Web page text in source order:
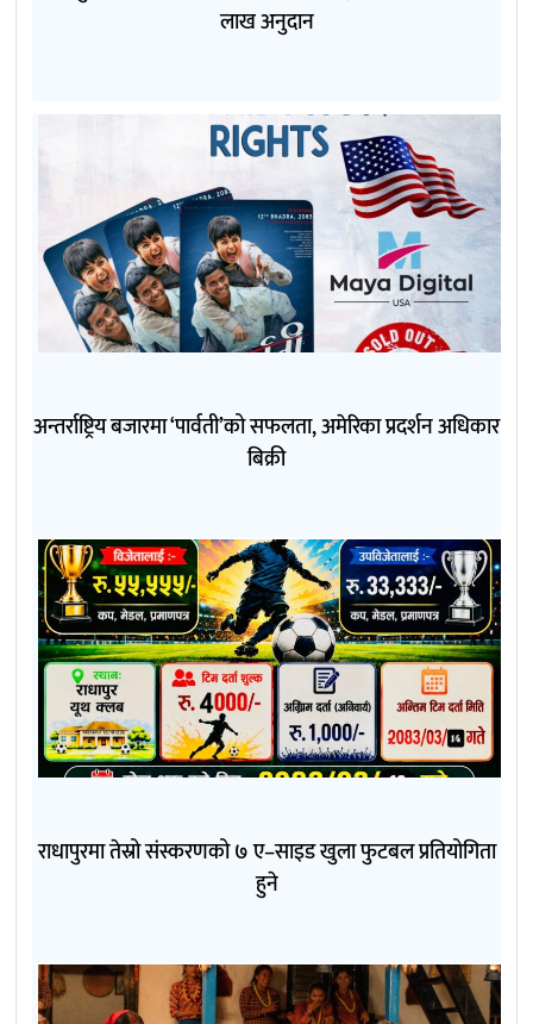
लाख अनुदान
अन्तर्राष्ट्रिय बजारमा ‘पार्वती’को सफलता, अमेरिका प्रदर्शन अधिकार
बिक्री
राधापुरमा तेस्रो संस्करणको ७ ए–साइड खुला फुटबल प्रतियोगिता
हुने